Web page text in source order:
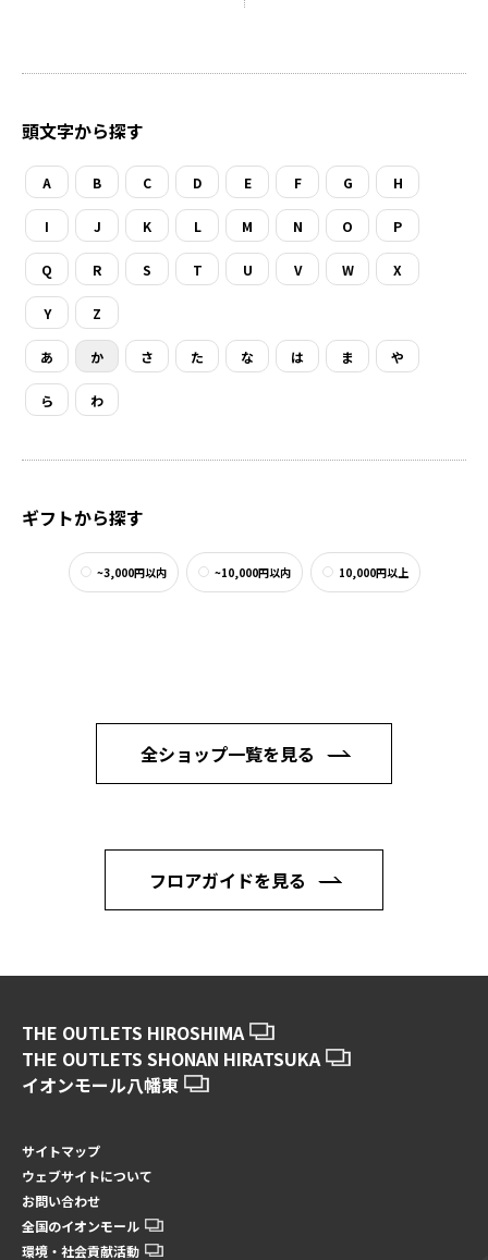
頭文字から探す
A B C D E F G H
I J K L M N O P
Q R S T U V W X
Y Z
あ か さ た な は ま や
ら わ
ギフトから探す
~3,000円以内 ~10,000円以内 10,000円以上
全ショップ一覧を見る
フロアガイドを見る
THE OUTLETS HIROSHIMA
THE OUTLETS SHONAN HIRATSUKA
イオンモール八幡東
サイトマップ
ウェブサイトについて
お問い合わせ
全国のイオンモール
環境・社会貢献活動